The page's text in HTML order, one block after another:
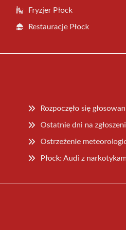
Fryzjer Płock
Restauracje Płock
Rozpoczęło się
Ostatnie dni na
Ostrzeżenie
Płock: Audi z